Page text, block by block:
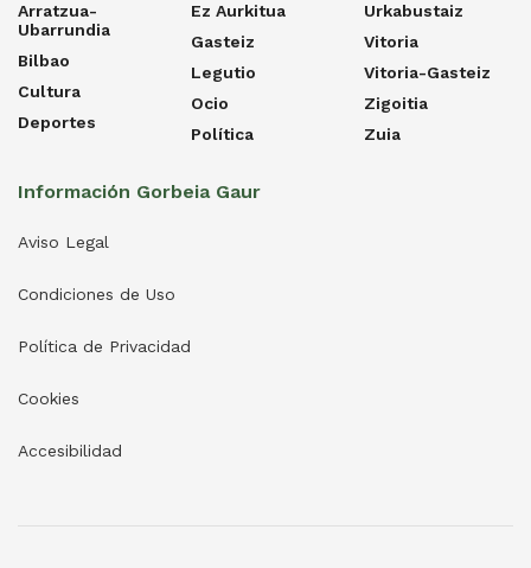
Arratzua-
Ubarrundia
Bilbao
Cultura
Deportes
Ez Aurkitua
Gasteiz
Legutio
Ocio
Política
Urkabustaiz
Vitoria
Vitoria-Gasteiz
Zigoitia
Zuia
Información Gorbeia Gaur
Aviso Legal
Condiciones de Uso
Política de Privacidad
Cookies
Accesibilidad